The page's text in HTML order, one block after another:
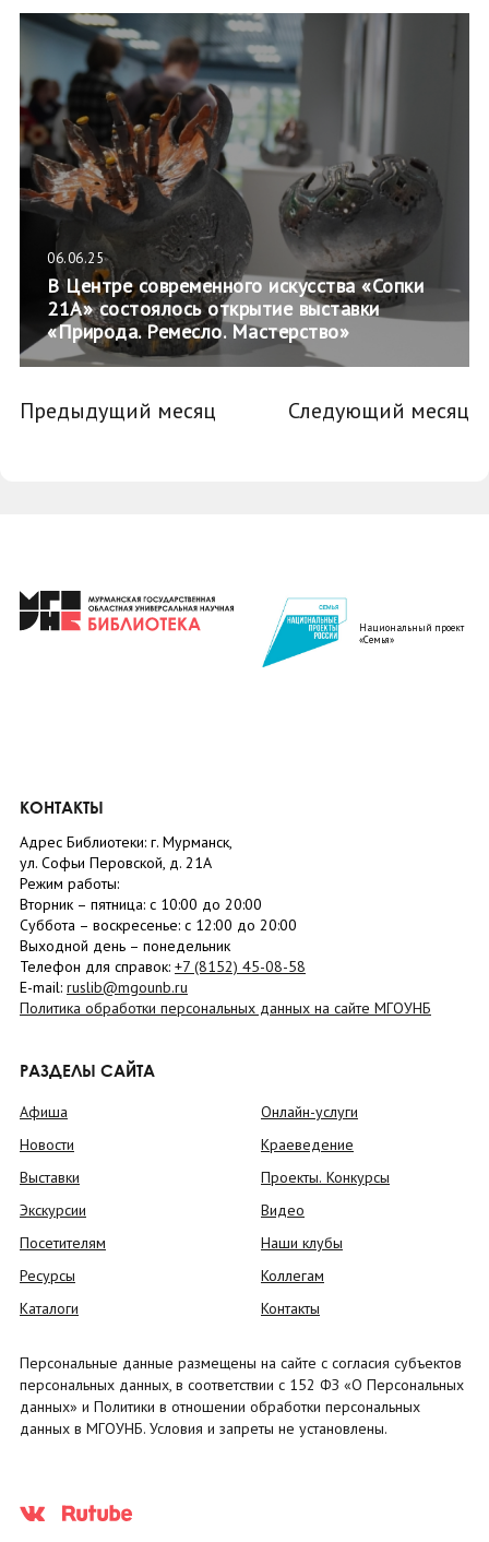
06.06.25
В Центре современного искусства «Сопки
21А» состоялось открытие выставки
«Природа. Ремесло. Мастерство»
Предыдущий месяц Следующий месяц
Национальный проект
«Семья»
КОНТАКТЫ
Адрес Библиотеки: г. Мурманск,
ул. Софьи Перовской, д. 21А
Режим работы:
Вторник – пятница: с 10:00 до 20:00
Суббота – воскресенье: c 12:00 до 20:00
Выходной день – понедельник
Телефон для справок: +7 (8152) 45-08-58
E-mail: ruslib@mgounb.ru
Политика обработки персональных данных на сайте МГОУНБ
РАЗДЕЛЫ САЙТА
Афиша
Новости
Выставки
Экскурсии
Посетителям
Ресурсы
Каталоги
Онлайн-услуги
Краеведение
Проекты. Конкурсы
Видео
Наши клубы
Коллегам
Контакты
Персональные данные размещены на сайте с согласия субъектов
персональных данных, в соответствии с 152 ФЗ «О Персональных
данных» и Политики в отношении обработки персональных
данных в МГОУНБ. Условия и запреты не установлены.